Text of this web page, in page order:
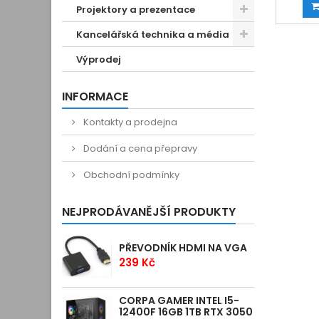
Projektory a prezentace
Kancelářská technika a média
Výprodej
INFORMACE
Kontakty a prodejna
Dodání a cena přepravy
Obchodní podmínky
NEJPRODÁVANĚJŠÍ PRODUKTY
PŘEVODNÍK HDMI NA VGA
239 Kč
CORPA GAMER INTEL I5-
12400F 16GB 1TB RTX 3050